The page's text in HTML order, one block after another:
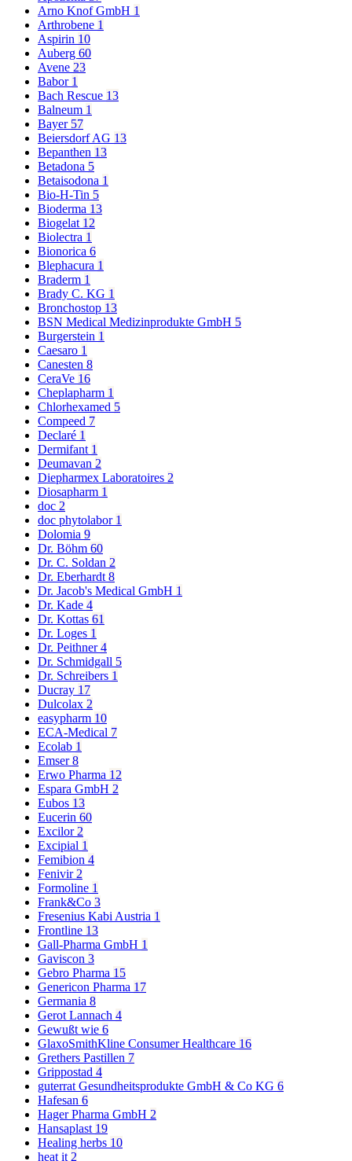
Arno Knof GmbH 1
Arthrobene 1
Aspirin 10
Auberg 60
Avene 23
Babor 1
Bach Rescue 13
Balneum 1
Bayer 57
Beiersdorf AG 13
Bepanthen 13
Betadona 5
Betaisodona 1
Bio-H-Tin 5
Bioderma 13
Biogelat 12
Biolectra 1
Bionorica 6
Blephacura 1
Braderm 1
Brady C. KG 1
Bronchostop 13
BSN Medical Medizinprodukte GmbH 5
Burgerstein 1
Caesaro 1
Canesten 8
CeraVe 16
Cheplapharm 1
Chlorhexamed 5
Compeed 7
Declaré 1
Dermifant 1
Deumavan 2
Diepharmex Laboratoires 2
Diosapharm 1
doc 2
doc phytolabor 1
Dolomia 9
Dr. Böhm 60
Dr. C. Soldan 2
Dr. Eberhardt8
Dr. Jacob's Medical GmbH 1
Dr. Kade 4
Dr. Kottas 61
Dr. Loges 1
Dr. Peithner4
Dr. Schmidgall 5
Dr. Schreibers 1
Ducray 17
Dulcolax 2
easypharm 10
ECA-Medical 7
Ecolab 1
Emser8
Erwo Pharma 12
Espara GmbH 2
Eubos 13
Eucerin 60
Excilor2
Excipial 1
Femibion 4
Fenivir2
Formoline 1
Frank&Co 3
Fresenius Kabi Austria 1
Frontline 13
Gall-Pharma GmbH 1
Gaviscon 3
Gebro Pharma 15
Genericon Pharma 17
Germania 8
Gerot Lannach 4
Gewußt wie 6
GlaxoSmithKline Consumer Healthcare 16
Grethers Pastillen 7
Grippostad 4
guterrat Gesundheitsprodukte GmbH & Co KG 6
Hafesan 6
Hager Pharma GmbH 2
Hansaplast 19
Healing herbs 10
heat it2